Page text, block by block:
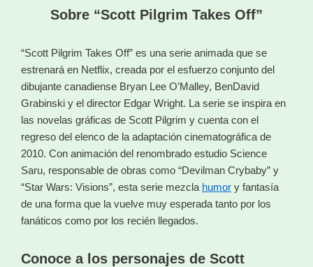
Sobre “Scott Pilgrim Takes Off”
“Scott Pilgrim Takes Off” es una serie animada que se
estrenará en Netflix, creada por el esfuerzo conjunto del
dibujante canadiense Bryan Lee O’Malley, BenDavid
Grabinski y el director Edgar Wright. La serie se inspira en
las novelas gráficas de Scott Pilgrim y cuenta con el
regreso del elenco de la adaptación cinematográfica de
2010. Con animación del renombrado estudio Science
Saru, responsable de obras como “Devilman Crybaby” y
“Star Wars: Visions”, esta serie mezcla humor y fantasía
de una forma que la vuelve muy esperada tanto por los
fanáticos como por los recién llegados.
Conoce a los personajes de Scott